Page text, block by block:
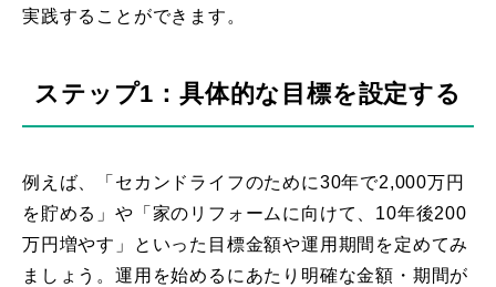
実践することができます。
ステップ1：具体的な目標を設定する
例えば、「セカンドライフのために30年で2,000万円
を貯める」や「家のリフォームに向けて、10年後200
万円増やす」といった目標金額や運用期間を定めてみ
ましょう。運用を始めるにあたり明確な金額・期間が